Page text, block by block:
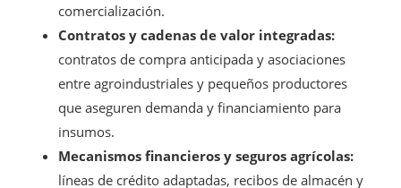
comercialización.
Contratos y cadenas de valor integradas:
contratos de compra anticipada y asociaciones
entre agroindustriales y pequeños productores
que aseguren demanda y financiamiento para
insumos.
Mecanismos financieros y seguros agrícolas:
líneas de crédito adaptadas, recibos de almacén y